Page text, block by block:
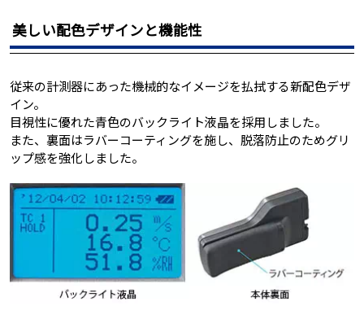
美しい配色デザインと機能性
従来の計測器にあった機械的なイメージを払拭する新配色デザ
イン。
目視性に優れた青色のバックライト液晶を採用しました。
また、裏面はラバーコーティングを施し、脱落防止のためグリ
ップ感を強化しました。